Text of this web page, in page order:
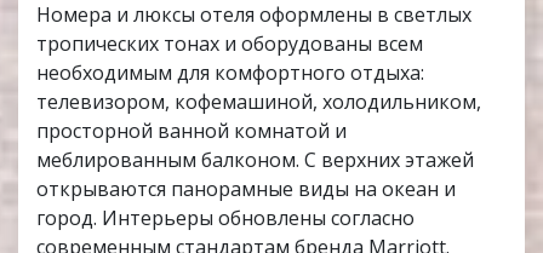
Номера и люксы отеля оформлены в светлых
тропических тонах и оборудованы всем
необходимым для комфортного отдыха:
телевизором, кофемашиной, холодильником,
просторной ванной комнатой и
меблированным балконом. С верхних этажей
открываются панорамные виды на океан и
город. Интерьеры обновлены согласно
современным стандартам бренда Marriott.